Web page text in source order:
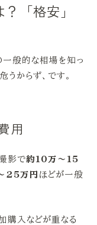
「格安」
一般的な相場を知っ
うからず、です。
用
影で約10万〜15
25万円 ほどが一般
購入などが重なる